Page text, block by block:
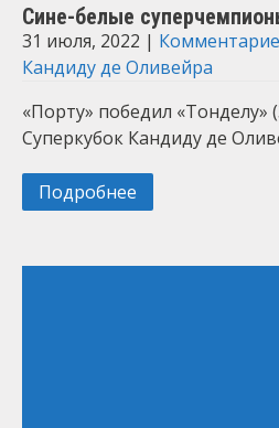
Сине-белые
31 июля, 2022 |
Кандиду де Оливейра
«Порту» победил «Тонделу»
Суперкубок Кандиду де
Подробнее